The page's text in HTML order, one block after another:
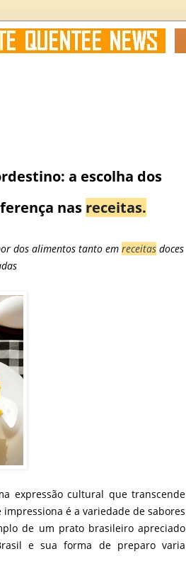
a escolha dos
nas receitas.
dos alimentos tanto em receitasdoces
expressão cultural que transcende
é a variedade de sabores
de um prato brasileiro apreciado
e sua forma de preparo varia